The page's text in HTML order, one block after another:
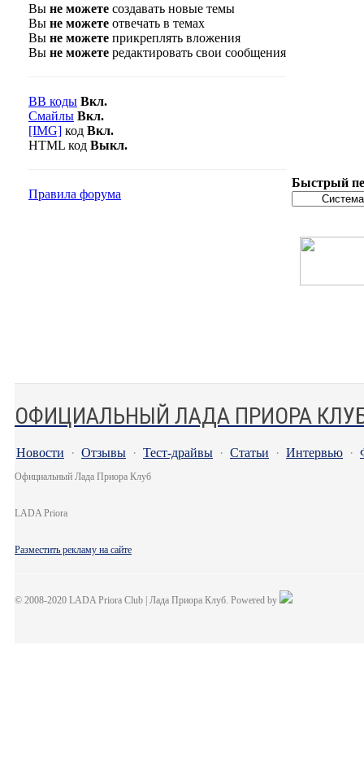
Вы не можете создавать новые темы
Вы не можете отвечать в темах
Вы не можете прикреплять вложения
Вы не можете редактировать свои сообщения
BB коды Вкл.
Смайлы Вкл.
[IMG] код Вкл.
HTML код Выкл.
Правила форума
Быстрый
ОФИЦИАЛЬНЫЙ ЛАДА ПРИОРА
Новости · Отзывы · Тест-драйвы · Статьи · Интервью ·
Официальный Лада Приора Клуб
LADA Priora
Разместить рекламу на сайте
© 2008-2020 LADA Priora Club | Лада Приора Клуб. Powered by